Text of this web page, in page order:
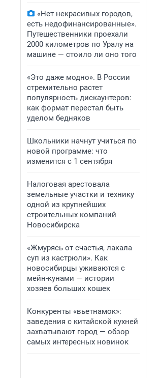
«Нет некрасивых городов,
есть недофинансированные».
Путешественники проехали
2000 километров по Уралу на
машине — стоило ли оно того
«Это даже модно». В России
стремительно растет
популярность дискаунтеров:
как формат перестал быть
уделом бедняков
Школьники начнут учиться по
новой программе: что
изменится с 1 сентября
Налоговая арестовала
земельные участки и технику
одной из крупнейших
строительных компаний
Новосибирска
«Жмурясь от счастья, лакала
суп из кастрюли». Как
новосибирцы уживаются с
мейн-кунами — истории
хозяев больших кошек
Конкуренты «вьетнамок»:
заведения с китайской кухней
захватывают город — обзор
самых интересных новинок